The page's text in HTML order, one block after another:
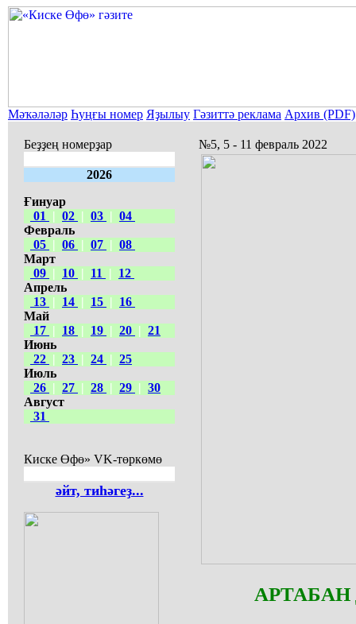
Мәҡәләләр Һуңғы номер Яҙылыу Гәзиттә реклама Архив (PDF)
Беҙҙең номерҙар
2026
Ғинуар
01
| 02 | 03 | 04
Февраль
05 | 06 | 07 | 08
Март
09 | 10 | 11 |
12
Апрель
13 | 14 | 15 |
16
Май
17 | 18 | 19 | 20 | 21
Июнь
22 | 23 | 24 | 25
Июль
26 | 27 | 28 | 29 | 30
Август
31
Киске Өфө» VK-төркөмө
әйт, тиһәгеҙ...
№5, 5 - 11 февраль 2022